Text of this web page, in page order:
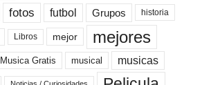
fotos futbol Grupos historia
Libros mejor mejores
Musica Gratis musical musicas